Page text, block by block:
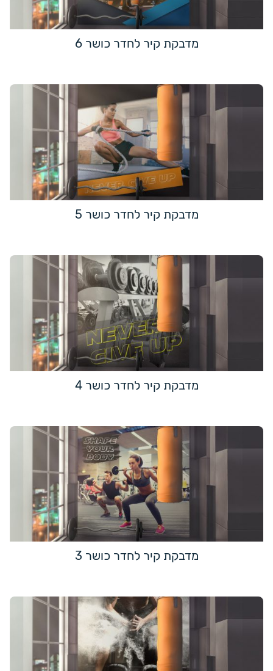
מדבקת קיר לחדר כושר 6
מדבקת קיר לחדר כושר 5
מדבקת קיר לחדר כושר 4
מדבקת קיר לחדר כושר 3